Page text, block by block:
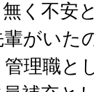
く不安
がいた
理職と